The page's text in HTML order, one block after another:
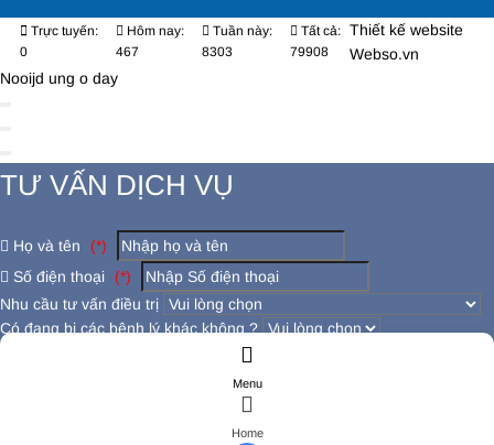
Trực tuyến:
0
Hôm nay:
467
Tuần này:
8303
Tất cả:
79908
Thiết kế website
Webso.vn
Menu
Home
Nooijd ung o day
TƯ VẤN DỊCH VỤ
Họ và tên
(*)
Số điện thoại
(*)
Nhu cầu tư vấn điều trị
Có đang bị các bệnh lý khác không ?